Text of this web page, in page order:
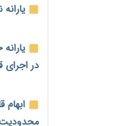
کنترل
جنگ
عینک
یارانه نقدی
در